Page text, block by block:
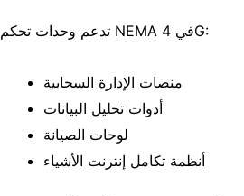
تدعم وحدات تحكم NEMA في 4G:
منصات الإدارة السحابية
أدوات تحليل البيانات
لوحات الصيانة
أنظمة تكامل إنترنت الأشياء